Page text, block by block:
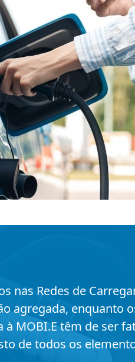
nas Redes de
agregada, enquanto
à MOBI.E têm de ser
de todos os